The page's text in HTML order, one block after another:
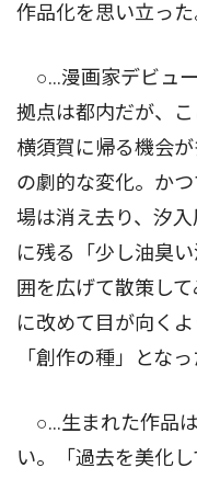
作品化を思い立った
○…漫画家デビュ
拠点は都内だが、
横須賀に帰る機会
の劇的な変化。か
場は消え去り、汐
に残る「少し油臭
囲を広げて散策し
に改めて目が向く
「創作の種」となっ
○…生まれた作品
い。「過去を美化